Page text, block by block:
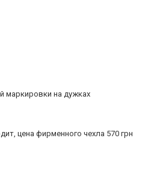
маркировки на дужках
цена фирменного чехла 570 грн